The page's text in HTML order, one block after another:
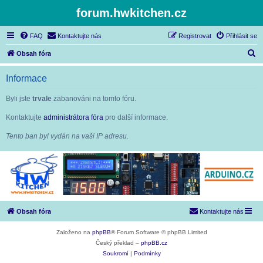
forum.hwkitchen.cz
FAQ Kontaktujte nás Přihlásit se
Registrovat
Obsah fóra
l
Informace
Byli jste trvale zabanováni na tomto fóru.
Kontaktujte administrátora fóra pro další informace.
Tento ban byl vydán na vaši IP adresu.
Obsah fóra Kontaktujte nás
Založeno na phpBB® Forum Software © phpBB Limited
Český překlad – phpBB.cz
Soukromí
Podmínky